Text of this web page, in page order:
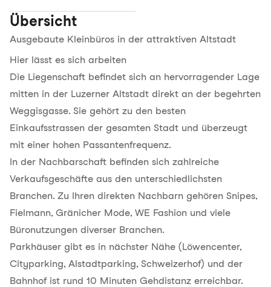
Übersicht
Ausgebaute Kleinbüros in der attraktiven Altstadt
Hier lässt es sich arbeiten
Die Liegenschaft befindet sich an hervorragender Lage
mitten in der Luzerner Altstadt direkt an der begehrten
Weggisgasse. Sie gehört zu den besten
Einkaufsstrassen der gesamten Stadt und überzeugt
mit einer hohen Passantenfrequenz.
In der Nachbarschaft befinden sich zahlreiche
Verkaufsgeschäfte aus den unterschiedlichsten
Branchen. Zu Ihren direkten Nachbarn gehören Snipes,
Fielmann, Gränicher Mode, WE Fashion und viele
Büronutzungen diverser Branchen.
Parkhäuser gibt es in nächster Nähe (Löwencenter,
Cityparking, Alstadtparking, Schweizerhof) und der
Bahnhof ist rund 10 Minuten Gehdistanz erreichbar.